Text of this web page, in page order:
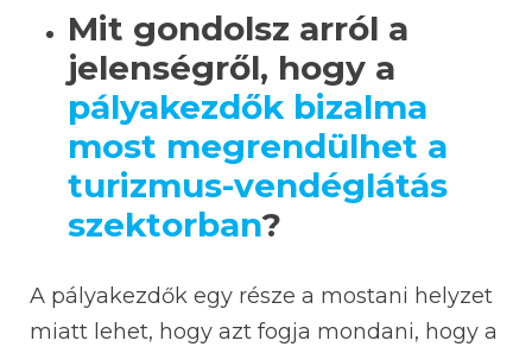
Mit gondolsz arról a
jelenségről, hogy a
pályakezdők bizalma
most megrendülhet a
turizmus-vendéglátás
szektorban?
A pályakezdők egy része a mostani helyzet
miatt lehet, hogy azt fogja mondani, hogy a